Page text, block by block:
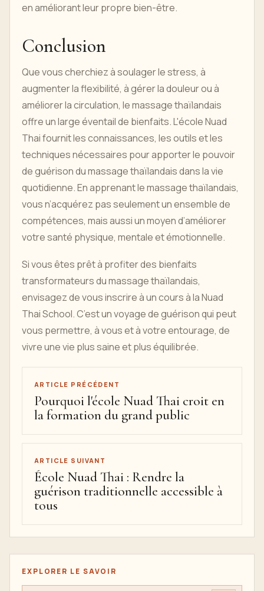
en améliorant leur propre bien-être.
Conclusion
Que vous cherchiez à soulager le stress, à
augmenter la flexibilité, à gérer la douleur ou à
améliorer la circulation, le massage thaïlandais
offre un large éventail de bienfaits. L'école Nuad
Thai fournit les connaissances, les outils et les
techniques nécessaires pour apporter le pouvoir
de guérison du massage thaïlandais dans la vie
quotidienne. En apprenant le massage thaïlandais,
vous n’acquérez pas seulement un ensemble de
compétences, mais aussi un moyen d’améliorer
votre santé physique, mentale et émotionnelle.
Si vous êtes prêt à profiter des bienfaits
transformateurs du massage thaïlandais,
envisagez de vous inscrire à un cours à la Nuad
Thai School. C’est un voyage de guérison qui peut
vous permettre, à vous et à votre entourage, de
vivre une vie plus saine et plus équilibrée.
ARTICLE PRÉCÉDENT
Pourquoi l'école Nuad Thai croit en
la formation du grand public
ARTICLE SUIVANT
École Nuad Thai : Rendre la
guérison traditionnelle accessible à
tous
EXPLORER LE SAVOIR